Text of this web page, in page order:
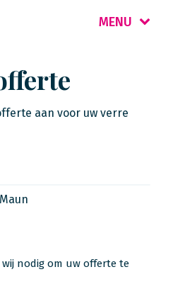
MENU
aan voor uw verre
wij nodig om uw offerte te